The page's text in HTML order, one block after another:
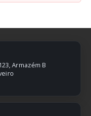
Armazém B